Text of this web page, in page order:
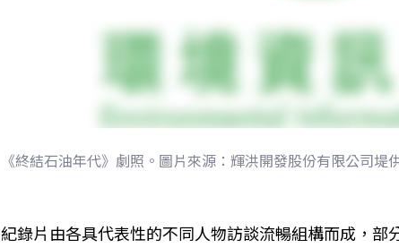
《終結石油年代》劇照。圖片來源：輝洪開發股份有限公司堤
紀錄片由各具代表性的不同人物訪談流暢組構而成，部